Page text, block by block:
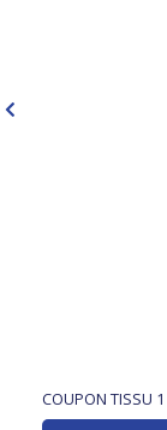
COUPON TISSU